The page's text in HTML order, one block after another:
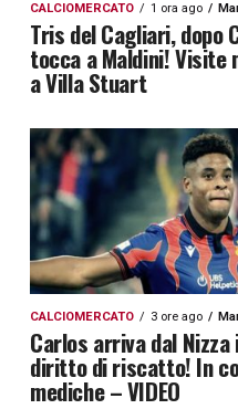
CALCIOMERCATO 1 ora ago
Tris del Cagliari, dopo
tocca a Maldini! Visite
a Villa Stuart
CALCIOMERCATO 3 ore ago
Carlos arriva dal
diritto di riscatto! In
mediche – VIDEO